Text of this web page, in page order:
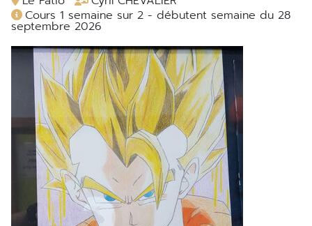
Cours 1 semaine sur 2 - débutent semaine du 28
septembre 2026